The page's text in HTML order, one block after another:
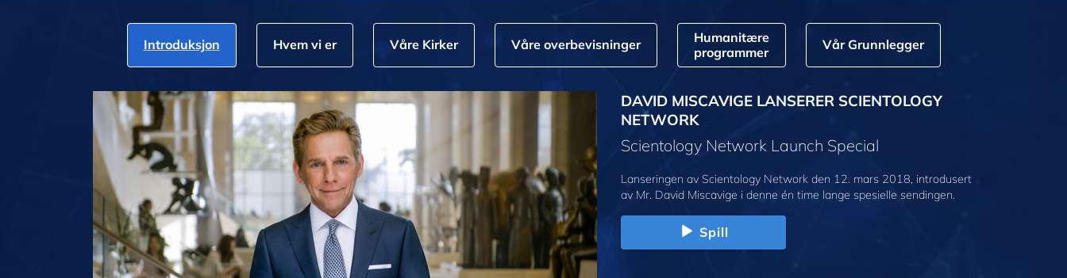
Introduksjon Hvem vi er Våre Kirker Våre overbevisninger
Humanitære
programmer
Vår Grunnlegger
DAVID MISCAVIGE LANSERER SCIENTOLOGY
NETWORK
Scientology Network Launch Special
Lanseringen av Scientology Network den 12. mars 2018, introdusert
av Mr. David Miscavige i denne én time lange spesielle sendingen.
Spill